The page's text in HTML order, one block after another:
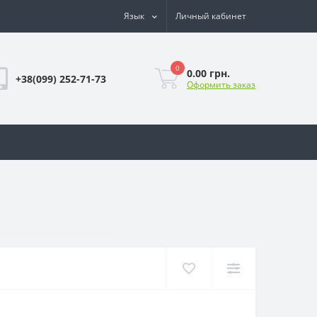
Язык Личный кабинет
+38(099) 252-71-73
0 0.00 грн.
Оформить заказ